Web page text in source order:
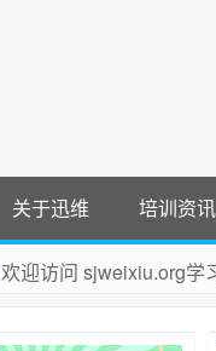
关于迅维 培训资讯
欢迎访问 sjweixiu.org学